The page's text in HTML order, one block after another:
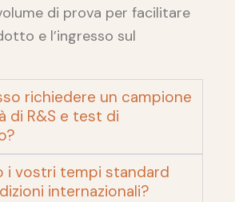
di prova per facilitare
e l’ingresso sul
richiedere un campione
di R&S e test di
i vostri tempi standard
internazionali?